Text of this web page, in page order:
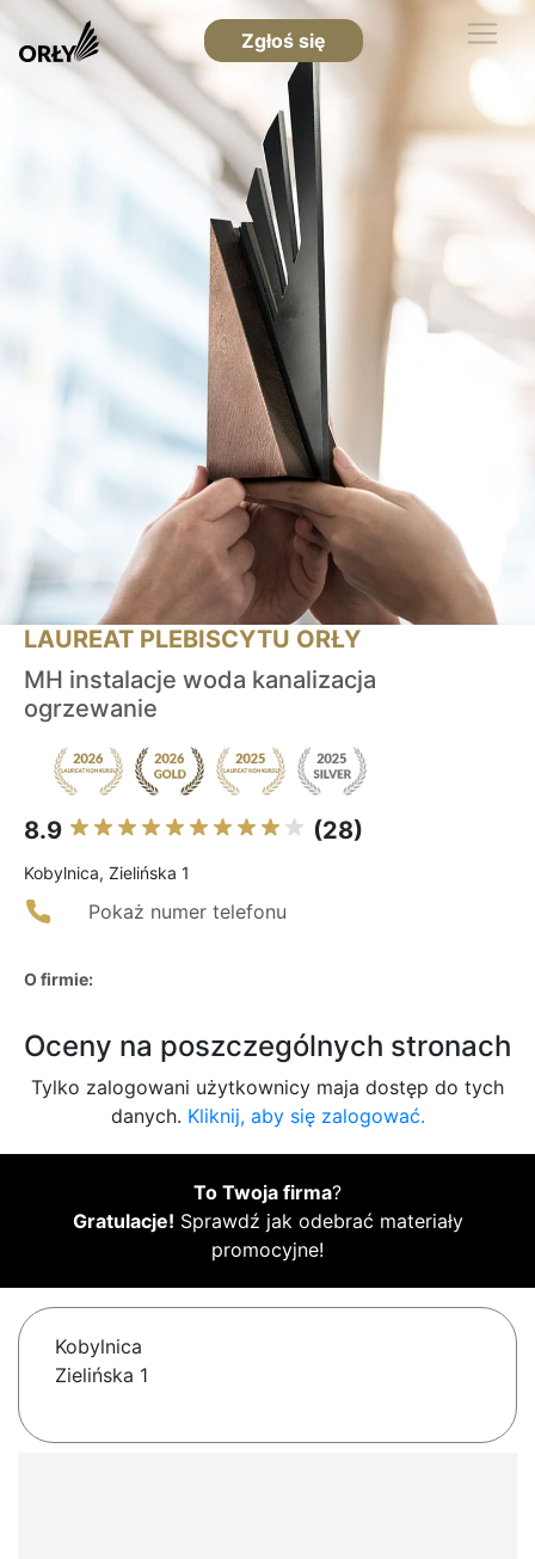
Zgłoś się
LAUREAT PLEBISCYTU ORŁY
MH instalacje woda kanalizacja
ogrzewanie
8.9 (28)
Kobylnica, Zielińska 1
Pokaż numer telefonu
O firmie:
Oceny na poszczególnych stronach
Tylko zalogowani użytkownicy maja dostęp do tych
danych. Kliknij, aby się zalogować.
To Twoja firma?
Gratulacje! Sprawdź jak odebrać materiały
promocyjne!
Kobylnica
Zielińska 1